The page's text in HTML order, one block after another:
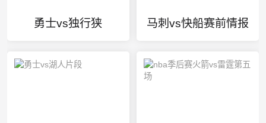
勇士vs独行狭 马刺vs快船赛前情报